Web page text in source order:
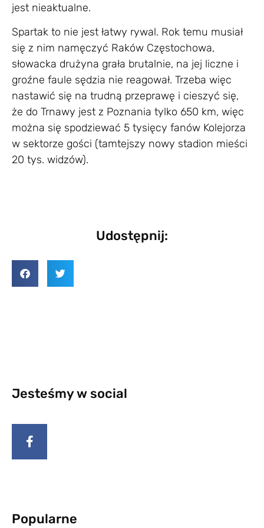
jest nieaktualne.
Spartak to nie jest łatwy rywal. Rok temu musiał
się z nim namęczyć Raków Częstochowa,
słowacka drużyna grała brutalnie, na jej liczne i
groźne faule sędzia nie reagował. Trzeba więc
nastawić się na trudną przeprawę i cieszyć się,
że do Trnawy jest z Poznania tylko 650 km, więc
można się spodziewać 5 tysięcy fanów Kolejorza
w sektorze gości (tamtejszy nowy stadion mieści
20 tys. widzów).
Udostępnij:
Jesteśmy w social
Popularne